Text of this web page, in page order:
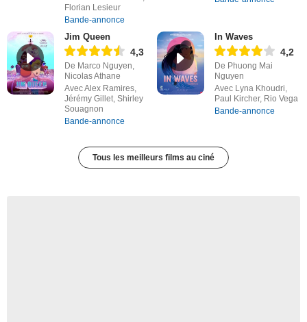
Florian Lesieur
Bande-annonce
Jim Queen
4,3
De Marco Nguyen,
Nicolas Athane
Avec Alex Ramires,
Jérémy Gillet, Shirley
Souagnon
Bande-annonce
In Waves
4,2
De Phuong Mai
Nguyen
Avec Lyna Khoudri,
Paul Kircher, Rio Vega
Bande-annonce
Tous les meilleurs films au ciné